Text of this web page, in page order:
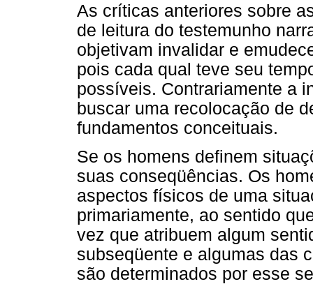
As críticas anteriores sobre
de leitura do testemunho
objetivam invalidar e
pois cada qual teve seu
possíveis. Contrariamente a
buscar uma recolocação de
fundamentos conceituais.
Se os homens definem
suas conseqüências. Os
aspectos físicos de uma
primariamente, ao sentido
vez que atribuem algum
subseqüente e algumas das
são determinados por esse